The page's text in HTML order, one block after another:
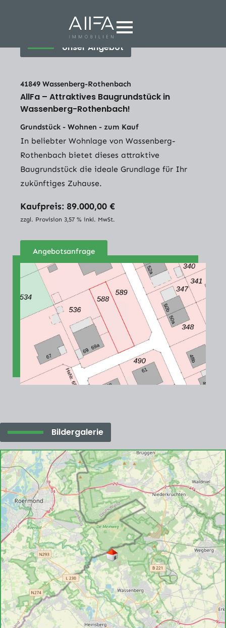
Unser Angebot
41849 Wassenberg-Rothenbach
AllFa – Attraktives Baugrundstück in
Wassenberg-Rothenbach!
Grundstück - Wohnen - zum Kauf
In beliebter Wohnlage von Wassenberg-
Rothenbach bietet dieses attraktive
Baugrundstück die ideale Grundlage für Ihr
zukünftiges Zuhause.
Kaufpreis: 89.000,00 €
zzgl. Provision 3,57 % inkl. MwSt.
Angebotsanfrage
Bildergalerie